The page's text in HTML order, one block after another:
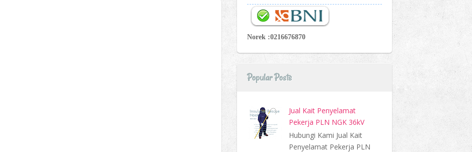
Norek :0216676870
Popular Posts
Jual Kait Penyelamat
Pekerja PLN NGK 36kV
Hubungi Kami Jual Kait
Penyelamat Pekerja PLN